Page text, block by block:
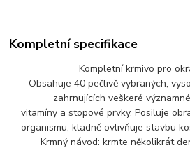
Kompletní specifikace
Kompletní krmivo pro
Obsahuje 40 pečlivě vybraných,
zahrnujících veškeré
vitamíny a stopové prvky. Posiluje
organismu, kladně ovlivňuje stavbu
Krmný návod: krmte několikrát